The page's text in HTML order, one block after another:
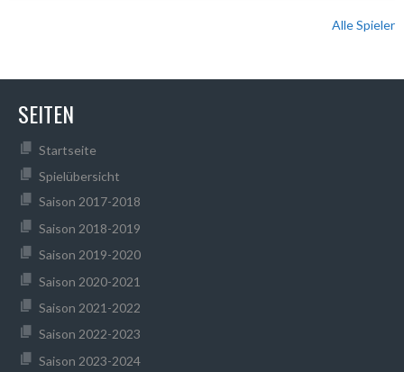
Alle Spieler
SEITEN
Startseite
Spielübersicht
Saison 2017-2018
Saison 2018-2019
Saison 2019-2020
Saison 2020-2021
Saison 2021-2022
Saison 2022-2023
Saison 2023-2024